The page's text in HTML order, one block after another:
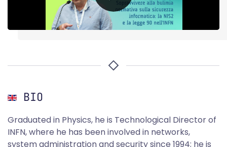
BIO
Graduated in Physics, he is Technological Director of
INFN, where he has been involved in networks,
system administration and security since 1994; he is